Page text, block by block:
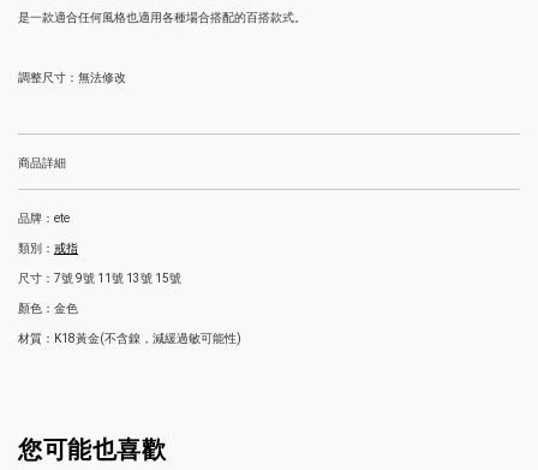
是一款適合任何風格也適用各種場合搭配的百搭款式。
調整尺寸：無法修改
商品詳細
品牌：ete
類別： 戒指
尺寸：7號 9號 11號 13號 15號
顏色：金色
材質：K18黃金(不含鎳，減緩過敏可能性)
您可能也喜歡